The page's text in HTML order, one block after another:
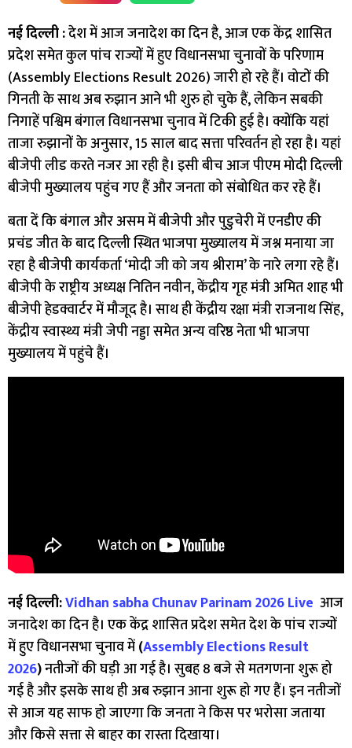
नई दिल्ली :देश में आज जनादेश का दिन है, आज एक केंद्र शासित
प्रदेश समेत कुल पांच राज्यों में हुए विधानसभा चुनावों के परिणाम
(Assembly Elections Result 2026) जारी हो रहे हैं। वोटों की
गिनती के साथ अब रुझान आने भी शुरु हो चुके हैं, लेकिन सबकी
निगाहें पश्विम बंगाल विधानसभा चुनाव में टिकी हुई है। क्योंकि यहां
ताजा रुझानों के अनुसार, 15 साल बाद सत्ता परिवर्तन हो रहा है। यहां
बीजेपी लीड करते नजर आ रही है। इसी बीच आज पीएम मोदी दिल्ली
बीजेपी मुख्यालय पहुंच गए हैं और जनता को संबोधित कर रहे हैं।
बता दें​ कि बंगाल और असम में बीजेपी और पुडुचेरी में एनडीए की
प्रचंड जीत के बाद दिल्ली स्थित भाजपा मुख्यालय में जश्न मनाया जा
रहा है बीजेपी कार्यकर्ता ‘मोदी जी को जय श्रीराम’ के नारे लगा रहे हैं।
बीजेपी के राष्ट्रीय अध्यक्ष नितिन नवीन, केंद्रीय गृह मंत्री अमित शाह भी
बीजेपी हेडक्वार्टर में मौजूद है। साथ ही केंद्रीय रक्षा मंत्री राजनाथ सिंह,
केंद्रीय स्वास्थ्य मंत्री जेपी नड्डा समेत अन्य वरिष्ठ नेता भी भाजपा
मुख्यालय में पहुंचे हैं।
नई दिल्ली:Vidhan sabha Chunav Parinam 2026 Live आज
जनादेश का दिन है। एक केंद्र शासित प्रदेश समेत देश के पांच राज्यों
में हुए विधानसभा चुनाव में(Assembly Elections Result
2026)नतीजों की घड़ी आ गई है। सुबह 8 बजे से मतगणना शुरू हो
गई है और इसके साथ ही अब रुझान आना शुरू हो गए हैं। इन नतीजों
से आज यह साफ हो जाएगा कि जनता ने किस पर भरोसा जताया
और किसे सत्ता से बाहर का रास्ता दिखाया।